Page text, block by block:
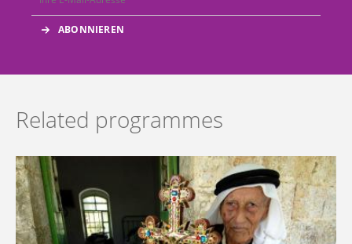
Related programmes